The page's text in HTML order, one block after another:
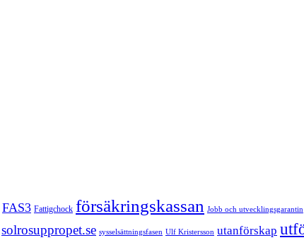
FAS3 Fattigchock försäkringskassan Jobb och utvecklingsgarantin
solrosuppropet.se sysselsättningsfasen Ulf Kristersson utanförskap